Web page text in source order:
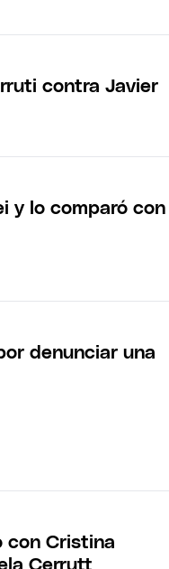
contra Javier
y lo comparó con
denunciar una
con Cristina
Cerrutt